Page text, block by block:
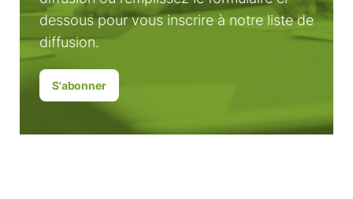
dessous pour vous inscrire à notre liste de
diffusion.
S'abonner